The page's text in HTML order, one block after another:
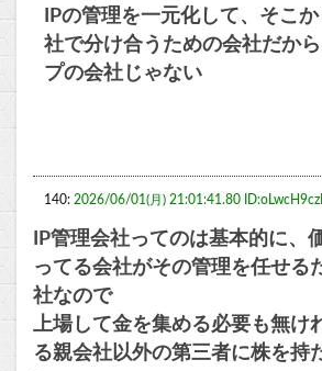
IPの管理を一元化して、そこ
社で分け合うための会社だか
プの会社じゃない
140: 2026/06/01(月) 21:01:41.80
IP管理会社ってのは基本的に、
ってる会社がその管理を任せる
社なので
上場して金を集める必要も無け
る親会社以外の第三者に株を持